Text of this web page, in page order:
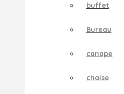
buffet
Bureau
canape
chaise